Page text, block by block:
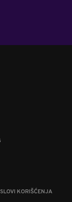
KORIŠĆENJA